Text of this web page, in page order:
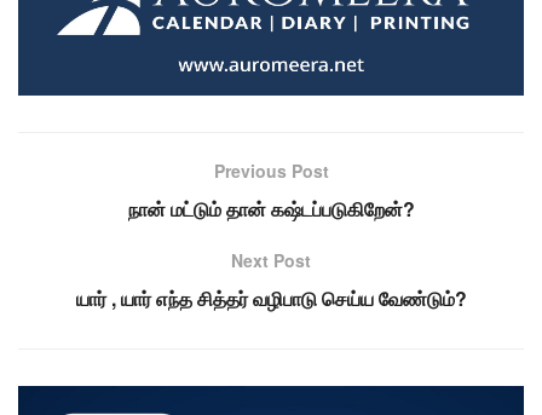
Previous Post
நான் மட்டும் தான் கஷ்டப்படுகிறேன்?
Next Post
யார் , யார் எந்த சித்தர் வழிபாடு செய்ய வேண்டும்?